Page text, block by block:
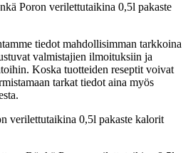
Poron verilettutaikina 0,5l pakaste
tiedot mahdollisimman tarkkoina
valmistajien ilmoituksiin ja
Koska tuotteiden reseptit voivat
tarkat tiedot aina myös
verilettutaikina 0,5l pakaste kalorit